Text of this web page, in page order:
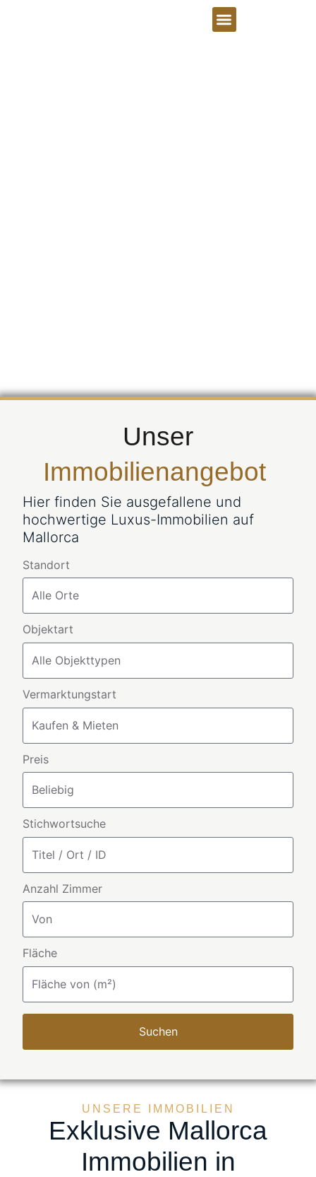
Unser
Immobilienangebot
Hier finden Sie ausgefallene und
hochwertige Luxus-Immobilien auf
Mallorca
Standort
Objektart
Vermarktungstart
Preis
Stichwortsuche
Anzahl Zimmer
Fläche
Suchen
UNSERE IMMOBILIEN
Exklusive Mallorca
Immobilien in